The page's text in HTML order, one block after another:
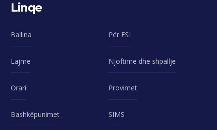
Linqe
Ballina Për FSI
Lajme Njoftime dhe shpallje
Orari Provimet
Bashkëpunimet SIMS